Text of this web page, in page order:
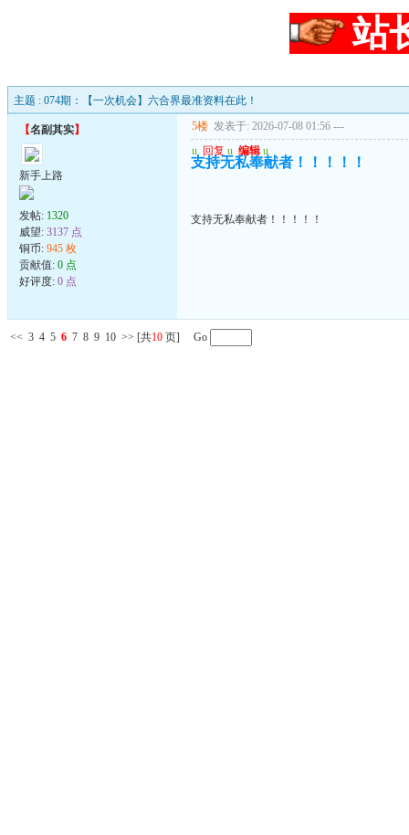
站
主题 : 074期：【一次机会】六合界最准资料在此！
【名副其实】
新手上路
发帖: 1320
威望: 3137 点
铜币: 945 枚
贡献值: 0 点
好评度: 0 点
5楼 发表于: 2026-07-08 01:56 ---
u 回复 u 编辑 u
支持无私奉献者！！！！！
支持无私奉献者！！！！！
<< 3 4 5 6 7 8 9 10 >> [共10 页] Go